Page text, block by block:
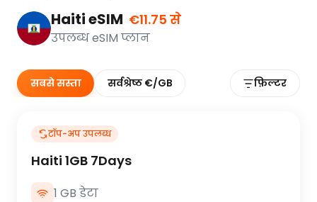
Haiti eSIM €11.75 से
उपलब्ध eSIM प्लान
सबसे सस्ता सर्वश्रेष्ठ €/GB फ़िल्टर
टॉप-अप उपलब्ध
Haiti 1GB 7Days
1 GB डेटा